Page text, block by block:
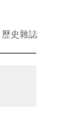
歷史雜誌